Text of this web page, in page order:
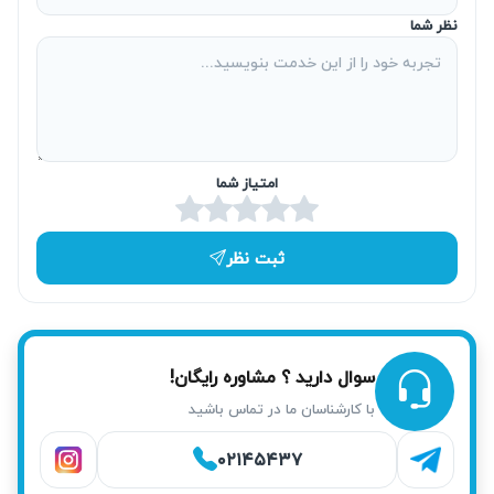
در همان روز را فراهم کرده است. تیم ما سریعاً در خیابان اصلی
قرچک و دیگر مناطق نمونه حاضر می‌شود تا از دردسرهای
خدمات آریابهکار برای تعمیر یخچال امرسان در
قرچک
نظر شما
امتیاز شما
ثبت نظر
سوال دارید ؟ مشاوره رایگان!
با کارشناسان ما در تماس باشید
۰۲۱۴۵۴۳۷